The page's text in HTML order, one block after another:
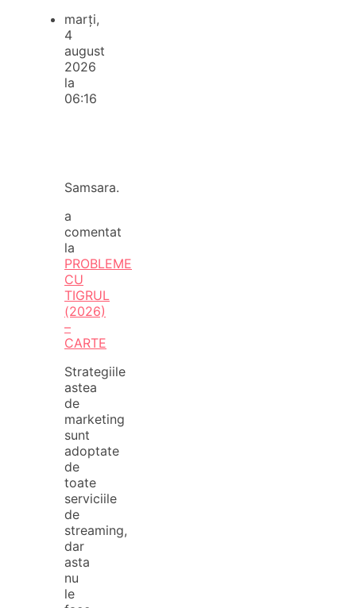
marți,
4
august
2026
la
06:16
Samsara.
a
comentat
la
PROBLEME
CU
TIGRUL
(2026)
–
CARTE
Strategiile
astea
de
marketing
sunt
adoptate
de
toate
serviciile
de
streaming,
dar
asta
nu
le